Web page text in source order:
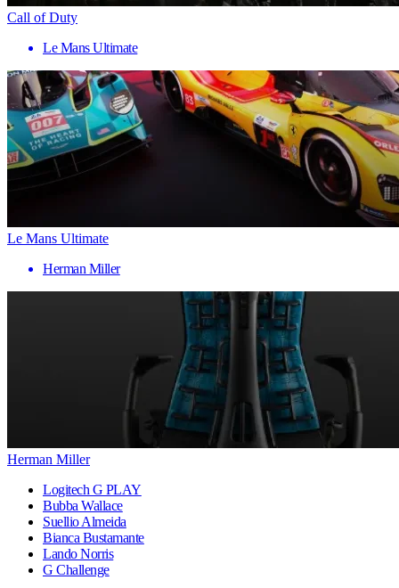
Call of Duty
Le Mans Ultimate
Le Mans Ultimate
Herman Miller
Herman Miller
Logitech G PLAY
Bubba Wallace
Suellio Almeida
Bianca Bustamante
Lando Norris
G Challenge